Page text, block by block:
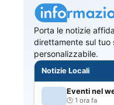
Porta le notizie
direttamente sul tuo
personalizzabile.
Notizie Locali
Eventi nel
1 ora fa